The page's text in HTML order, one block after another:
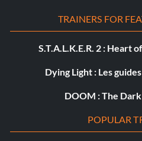
TRAINERS FOR
S.T.A.L.K.E.R. 2 : Heart
Dying Light : Les
DOOM : The
POPULAR